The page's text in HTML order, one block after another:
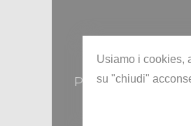
Per ricostruire il
Usiamo i cookies,
su "chiudi"